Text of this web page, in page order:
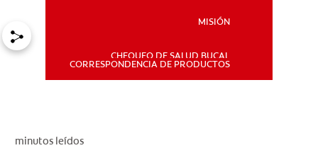
MISIÓN
CHEQUEO DE SALUD BUCAL
CORRESPONDENCIA DE PRODUCTOS
minutos leídos